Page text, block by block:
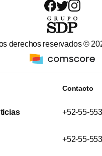
derechos reservados ©
Contacto
+52-55-
+52-55-